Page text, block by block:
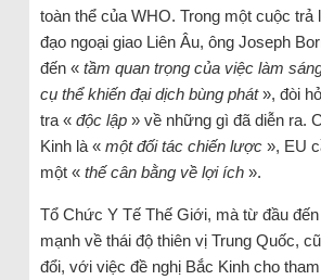
toàn thể của WHO. Trong một cuộc trả
đạo ngoại giao Liên Âu, ông Joseph
đến « tầm quan trọng của việc làm
cụ thể khiến đại dịch bùng phát», đòi
tra « độc lập» về những gì đã diễn ra.
Kinh là « một đối tác chiến lược», EU
một « thế cân bằng về lợi ích».
Tổ Chức Y Tế Thế Giới, mà từ đầu
mạnh về thái độ thiên vị Trung Quốc,
đổi, với việc đề nghị Bắc Kinh cho